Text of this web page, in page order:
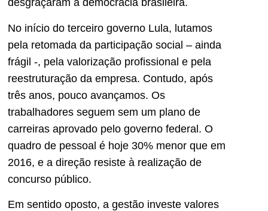
desgraçaram a democracia brasileira.
No início do terceiro governo Lula, lutamos
pela retomada da participação social – ainda
frágil -, pela valorização profissional e pela
reestruturação da empresa. Contudo, após
três anos, pouco avançamos. Os
trabalhadores seguem sem um plano de
carreiras aprovado pelo governo federal. O
quadro de pessoal é hoje 30% menor que em
2016, e a direção resiste à realização de
concurso público.
Em sentido oposto, a gestão investe valores